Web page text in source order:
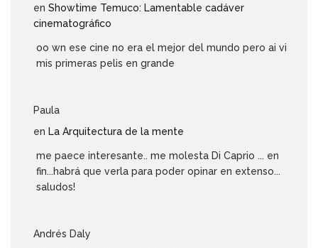
en Showtime Temuco: Lamentable cadáver
cinematográfico
oo wn ese cine no era el mejor del mundo pero ai vi
mis primeras pelis en grande
Paula
en La Arquitectura de la mente
me paece interesante.. me molesta Di Caprio ... en
fin...habrá que verla para poder opinar en extenso...
saludos!
Andrés Daly